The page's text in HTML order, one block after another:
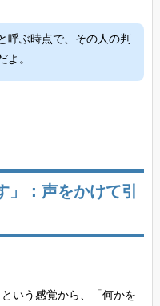
呼ぶ時点で、その人の判
よ。
：声をかけて引
いう感覚から、「何かを